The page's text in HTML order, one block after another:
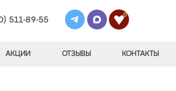
511-89-55
0
АКЦИИ ОТЗЫВЫ КОНТАКТЫ